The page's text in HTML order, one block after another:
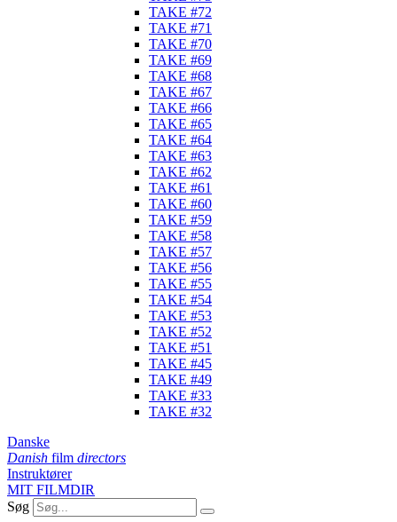
TAKE #72
TAKE #71
TAKE #70
TAKE #69
TAKE #68
TAKE #67
TAKE #66
TAKE #65
TAKE #64
TAKE #63
TAKE #62
TAKE #61
TAKE #60
TAKE #59
TAKE #58
TAKE #57
TAKE #56
TAKE #55
TAKE #54
TAKE #53
TAKE #52
TAKE #51
TAKE #45
TAKE #49
TAKE #33
TAKE #32
Danske
Danish film directors
Instruktører
MIT FILMDIR
Søg